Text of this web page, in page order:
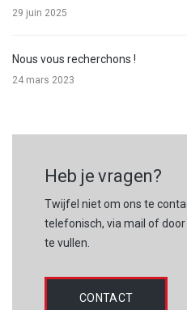
29 juin 2025
Nous vous recherchons !
24 mars 2023
Heb je vragen?
Twijfel niet om ons te
telefonisch, via mail of
te vullen.
CONTACT